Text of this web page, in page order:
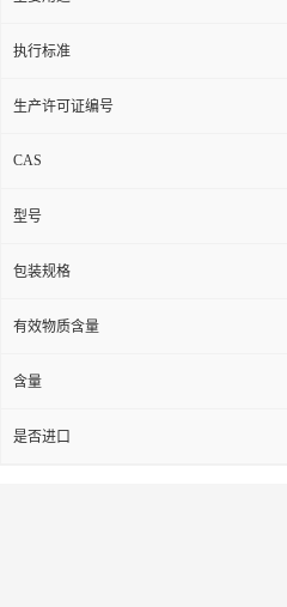
执行标准
生产许可证编号
CAS
型号
包装规格
有效物质含量
含量
是否进口